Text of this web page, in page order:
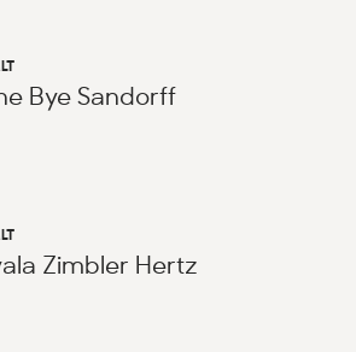
Bye Sandorff
Zimbler Hertz